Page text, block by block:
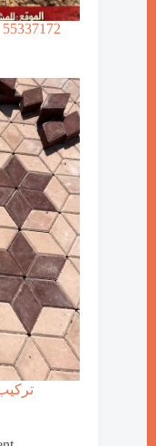
تركيب